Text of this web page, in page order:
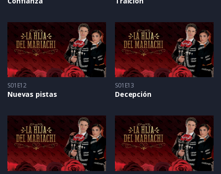
S01E12
Nuevas pistas
S01E13
Decepción